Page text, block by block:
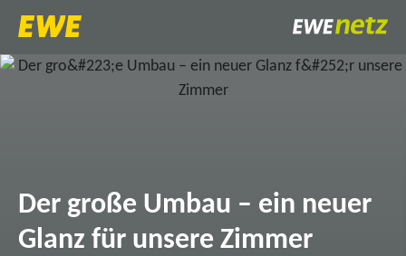
Der große Umbau – ein neuer
Glanz für unsere Zimmer